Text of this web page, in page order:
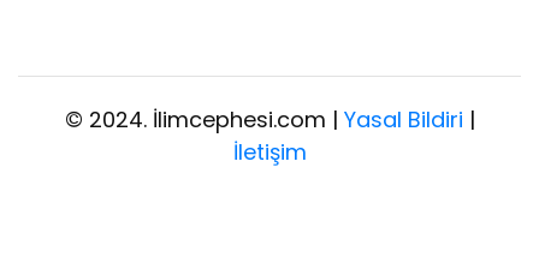
© 2024. İlimcephesi.com | Yasal Bildiri |
İletişim